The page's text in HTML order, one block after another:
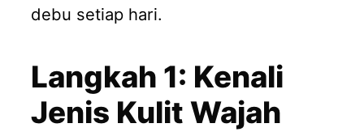
debu setiap hari.
Langkah 1: Kenali
Jenis Kulit Wajah